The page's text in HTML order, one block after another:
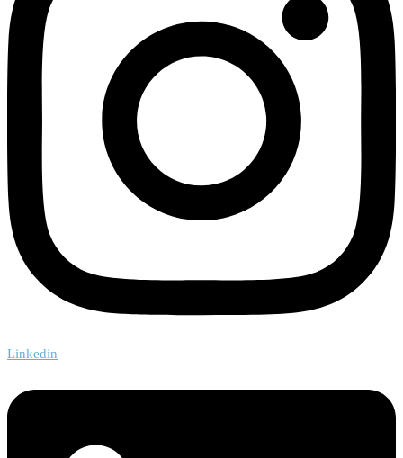
Linkedin